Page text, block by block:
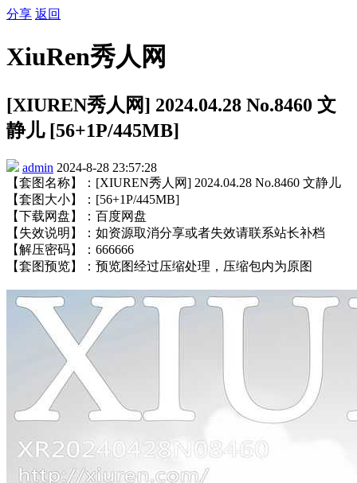
分享 返回
XiuRen秀人网
[XIUREN秀人网] 2024.04.28 No.8460 文
静儿 [56+1P/445MB]
admin 2024-8-28 23:57:28
【套图名称】：[XIUREN秀人网] 2024.04.28 No.8460 文静儿
【套图大小】：[56+1P/445MB]
【下载网盘】：百度网盘
【失效说明】：如资源取消分享或者失效请联系站长补档
【解压密码】：666666
【套图预览】：预览图经过压缩处理，压缩包内为原图